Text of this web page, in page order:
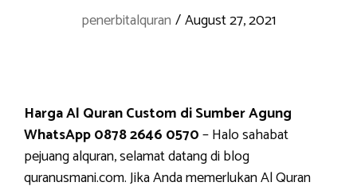
penerbitalquran /August 27, 2021
Harga Al Quran Custom di Sumber Agung
WhatsApp 0878 2646 0570– Halo sahabat
pejuang alquran, selamat datang di blog
quranusmani.com. Jika Anda memerlukan Al Quran